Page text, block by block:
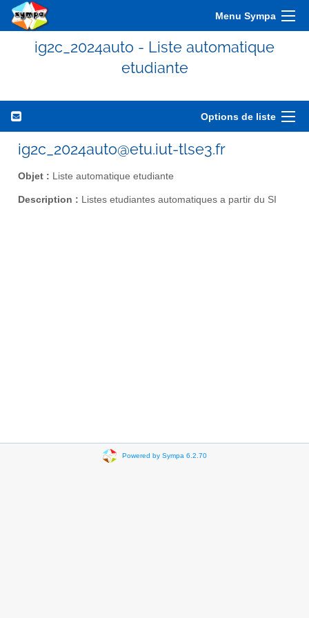
Menu Sympa
ig2c_2024auto - Liste automatique
etudiante
Options de liste
ig2c_2024auto@etu.iut-tlse3.fr
Objet : Liste automatique etudiante
Description : Listes etudiantes automatiques a partir du SI
Powered by Sympa 6.2.70